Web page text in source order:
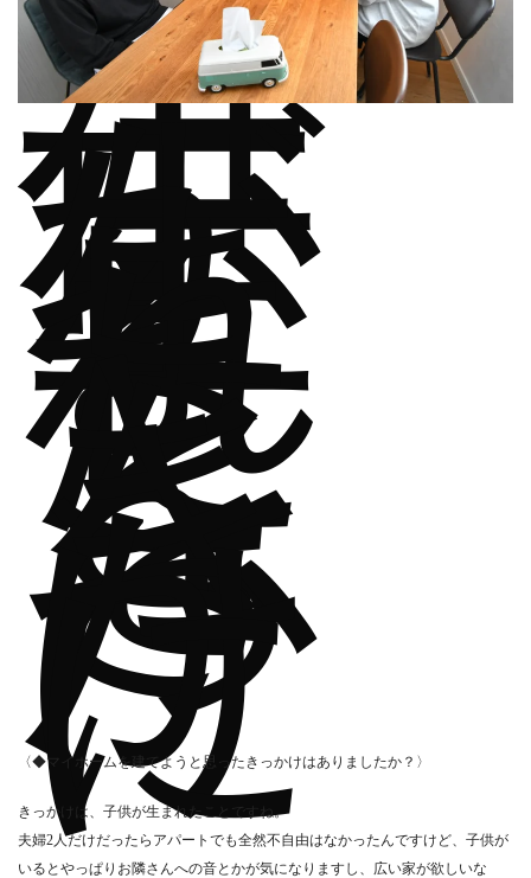
子
供
が
生
ま
れ
た
こ
と
を
き
っ
か
け
に
〈◆マイホームを建てようと思ったきっかけはありましたか？〉
きっかけは、子供が生まれたことですね。
夫婦2人だけだったらアパートでも全然不自由はなかったんですけど、子供が
いるとやっぱりお隣さんへの音とかが気になりますし、広い家が欲しいな